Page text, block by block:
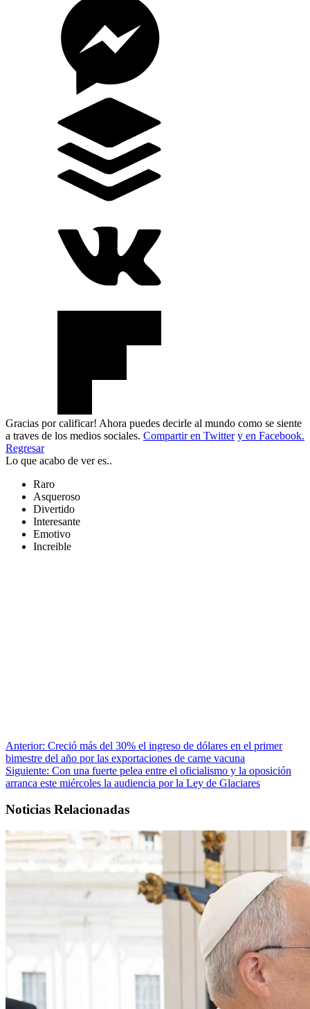
Gracias por calificar! Ahora puedes decirle al mundo como se siente
a traves de los medios sociales. Compartir en Twitter y en Facebook.
Regresar
Lo que acabo de ver es..
Raro
Asqueroso
Divertido
Interesante
Emotivo
Increible
Anterior: Creció más del 30% el ingreso de dólares en el primer
bimestre del año por las exportaciones de carne vacuna
Siguiente: Con una fuerte pelea entre el oficialismo y la oposición
arranca este miércoles la audiencia por la Ley de Glaciares
Noticias Relacionadas